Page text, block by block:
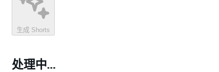
生成 Shorts
处理中...